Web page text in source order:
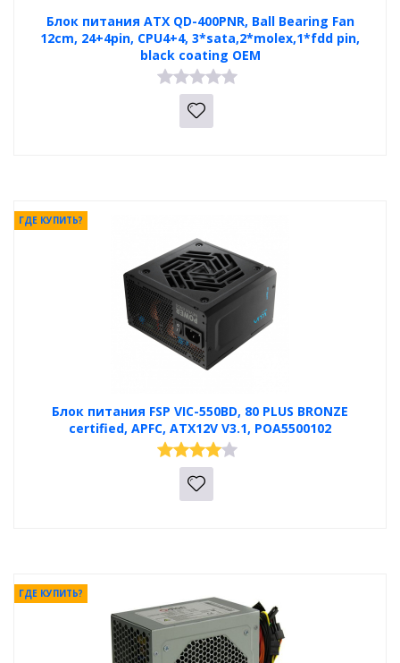
Блок питания ATX QD-400PNR, Ball Bearing Fan
12cm, 24+4pin, CPU4+4, 3*sata,2*molex,1*fdd pin,
black coating OEM
Блок питания FSP VIC-550BD, 80 PLUS BRONZE
certified, APFC, ATX12V V3.1, POA5500102
ГДЕ КУПИТЬ?
ГДЕ КУПИТЬ?